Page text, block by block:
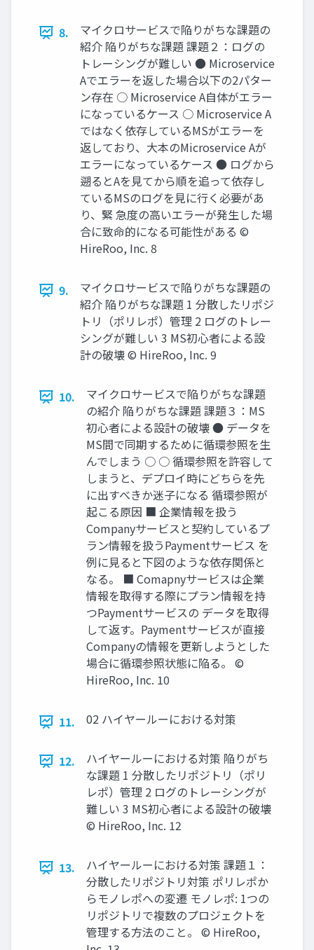
8.
マイクロサービスで陥りがちな課題の
紹介 陥りがちな課題 課題２：ログの
トレーシングが難しい ● Microservice
Aでエラーを返した場合以下の2パター
ン存在 ○ Microservice A自体がエラー
になっているケース ○ Microservice A
ではなく依存しているMSがエラーを
返しており、大本のMicroservice Aが
エラーになっているケース ● ログから
遡るとAを見てから順を追って依存し
ているMSのログを見に行く必要があ
り、緊 急度の高いエラーが発生した場
合に致命的になる可能性がある ©
HireRoo, Inc. 8
9.
マイクロサービスで陥りがちな課題の
紹介 陥りがちな課題 1 分散したリポジ
トリ（ポリレポ）管理 2 ログのトレー
シングが難しい 3 MS初心者による設
計の破壊 © HireRoo, Inc. 9
10.
マイクロサービスで陥りがちな課題
の紹介 陥りがちな課題 課題３：MS
初心者による設計の破壊 ● データを
MS間で同期するために循環参照を生
んでしまう ○ ○ 循環参照を許容して
しまうと、デプロイ時にどちらを先
に出すべきか迷子になる 循環参照が
起こる原因 ■ 企業情報を扱う
Companyサービスと契約しているプ
ラン情報を扱うPaymentサービス を
例に見ると下図のような依存関係と
なる。 ■ Comapnyサービスは企業
情報を取得する際にプラン情報を持
つPaymentサービスの データを取得
して返す。Paymentサービスが直接
Companyの情報を更新しようとした
場合に循環参照状態に陥る。 ©
HireRoo, Inc. 10
11. 02 ハイヤールーにおける対策
12.
ハイヤールーにおける対策 陥りがち
な課題 1 分散したリポジトリ（ポリ
レポ）管理 2 ログのトレーシングが
難しい 3 MS初心者による設計の破壊
© HireRoo, Inc. 12
13.
ハイヤールーにおける対策 課題１：
分散したリポジトリ対策 ポリレポか
らモノレポへの変遷 モノレポ: 1つの
リポジトリで複数のプロジェクトを
管理する方法のこと。 © HireRoo,